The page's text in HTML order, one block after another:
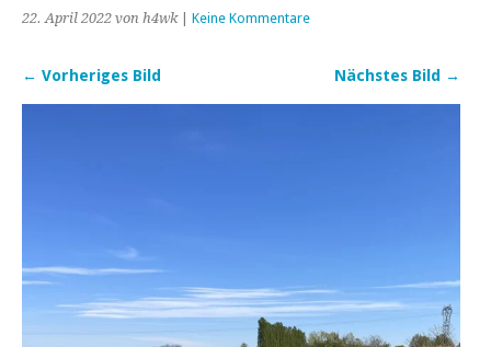
22. April 2022 von h4wk| Keine Kommentare
← Vorheriges Bild Nächstes Bild →